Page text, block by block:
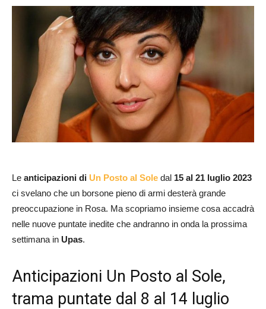
Le anticipazioni di Un Posto al Sole dal 15 al 21 luglio 2023
ci svelano che un borsone pieno di armi desterà grande
preoccupazione in Rosa. Ma scopriamo insieme cosa accadrà
nelle nuove puntate inedite che andranno in onda la prossima
settimana in Upas.
Anticipazioni Un Posto al Sole,
trama puntate dal 8 al 14 luglio